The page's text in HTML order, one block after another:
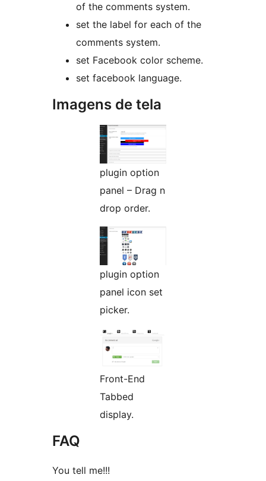
of the comments system.
set the label for each of the
comments system.
set Facebook color scheme.
set facebook language.
Imagens de tela
plugin option
panel – Drag n
drop order.
plugin option
panel icon set
picker.
Front-End
Tabbed
display.
FAQ
You tell me!!!